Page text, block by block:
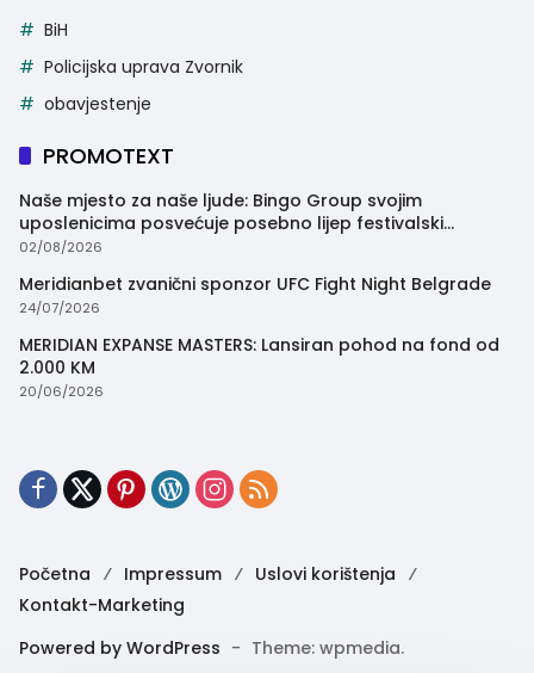
BiH
Policijska uprava Zvornik
obavjestenje
PROMOTEXT
Naše mjesto za naše ljude: Bingo Group svojim
uposlenicima posvećuje posebno lijep festivalski
trenutak
02/08/2026
Meridianbet zvanični sponzor UFC Fight Night Belgrade
24/07/2026
MERIDIAN EXPANSE MASTERS: Lansiran pohod na fond od
2.000 KM
20/06/2026
Početna Impressum
Uslovi korištenja
Kontakt-Marketing
Powered by WordPress - Theme: wpmedia.